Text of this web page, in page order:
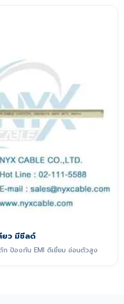
ยว มีชีลด์
ป้องกัน EMI ดีเยี่ยม อ่อนตัวสูง